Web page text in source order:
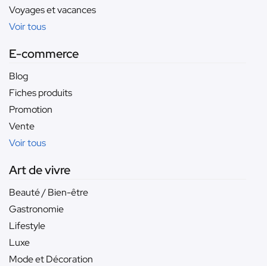
Voyages et vacances
Voir tous
E-commerce
Blog
Fiches produits
Promotion
Vente
Voir tous
Art de vivre
Beauté / Bien-être
Gastronomie
Lifestyle
Luxe
Mode et Décoration